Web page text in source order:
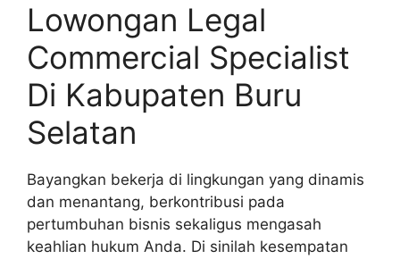
Lowongan Legal
Commercial Specialist
Di Kabupaten Buru
Selatan
Bayangkan bekerja di lingkungan yang dinamis
dan menantang, berkontribusi pada
pertumbuhan bisnis sekaligus mengasah
keahlian hukum Anda. Di sinilah kesempatan